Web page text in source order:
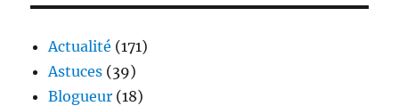
Actualité (171)
Astuces (39)
Blogueur (18)